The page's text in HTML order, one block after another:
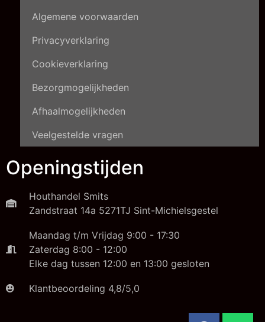
Algemene voorwaarden
Privacyverklaring
Cookieverklaring
Bezorgmogelijkheden
Afhaalmogelijkheden
Veelgestelde vragen
Openingstijden
Houthandel Smits
Zandstraat 14a 5271TJ Sint-Michielsgestel
Maandag t/m Vrijdag 9:00 - 17:30
Zaterdag 8:00 - 12:00
Elke dag tussen 12:00 en 13:00 gesloten
Klantbeoordeling 4,8/5,0